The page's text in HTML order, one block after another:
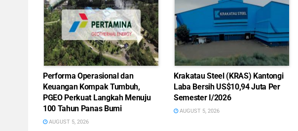
Performa Operasional dan
Keuangan Kompak Tumbuh,
PGEO Perkuat Langkah Menuju
100 Tahun Panas Bumi
AUGUST 5, 2026
Krakatau Steel (KRAS) Kantongi
Laba Bersih US$10,94 Juta Per
Semester I/2026
AUGUST 5, 2026